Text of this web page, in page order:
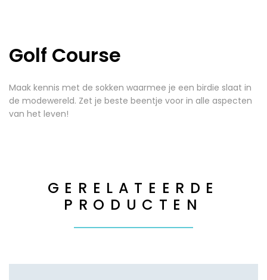
Golf Course
Maak kennis met de sokken waarmee je een birdie slaat in
de modewereld. Zet je beste beentje voor in alle aspecten
van het leven!
GERELATEERDE
PRODUCTEN